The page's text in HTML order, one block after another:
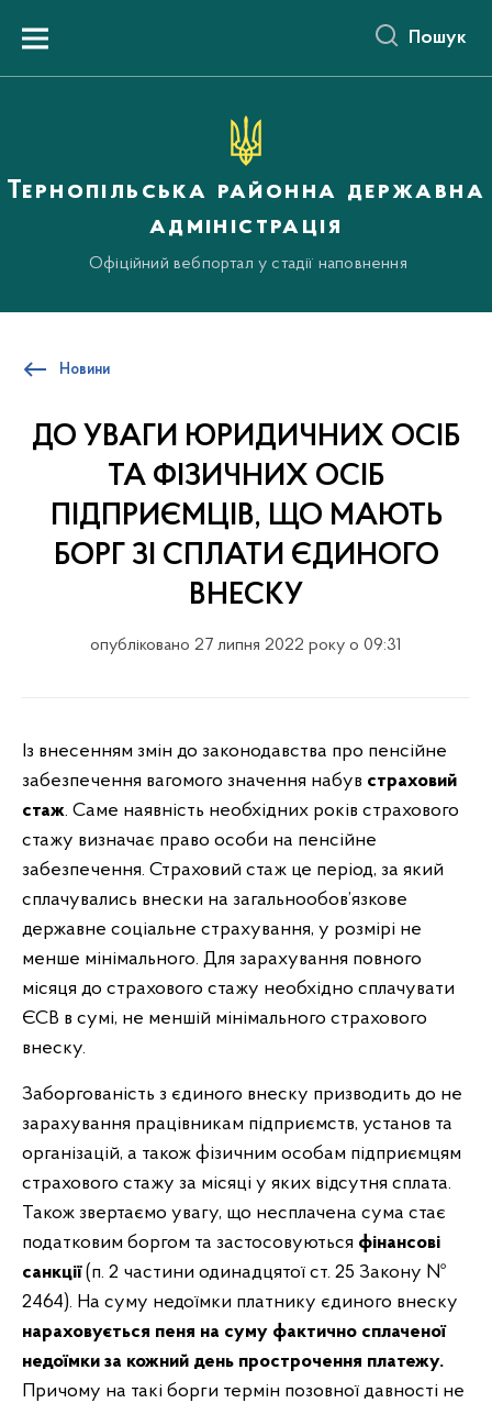
вмістуMenu Пошук
Тернопільська районна державна
адміністрація
Офіційний вебпортал у стадії наповнення
Новини
ДО УВАГИ ЮРИДИЧНИХ ОСІБ
ТА ФІЗИЧНИХ ОСІБ
ПІДПРИЄМЦІВ, ЩО МАЮТЬ
БОРГ ЗІ СПЛАТИ ЄДИНОГО
ВНЕСКУ
опубліковано 27 липня 2022 року о 09:31
Із внесенням змін до законодавства про пенсійне
забезпечення вагомого значення набув страховий
стаж. Саме наявність необхідних років страхового
стажу визначає право особи на пенсійне
забезпечення. Страховий стаж це період, за який
сплачувались внески на загальнообов’язкове
державне соціальне страхування, у розмірі не
менше мінімального. Для зарахування повного
місяця до страхового стажу необхідно сплачувати
ЄСВ в сумі, не меншій мінімального страхового
внеску.
Заборгованість з єдиного внеску призводить до не
зарахування працівникам підприємств, установ та
організацій, а також фізичним особам підприємцям
страхового стажу за місяці у яких відсутня сплата.
Також звертаємо увагу, що несплачена сума стає
податковим боргом та застосовуються фінансові
санкції(п. 2 частини одинадцятої ст. 25 Закону №
2464). На суму недоїмки платнику єдиного внеску
нараховується пеня на суму фактично сплаченої
недоїмки за кожний день прострочення платежу.
Причому на такі борги термін позовної давності не